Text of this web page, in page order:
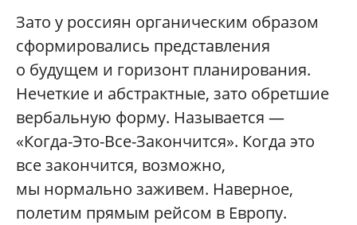
Зато у россиян органическим образом
сформировались представления
о будущем и горизонт планирования.
Нечеткие и абстрактные, зато обретшие
вербальную форму. Называется —
«Когда-Это-Все-Закончится». Когда это
все закончится, возможно,
мы нормально заживем. Наверное,
полетим прямым рейсом в Европу.